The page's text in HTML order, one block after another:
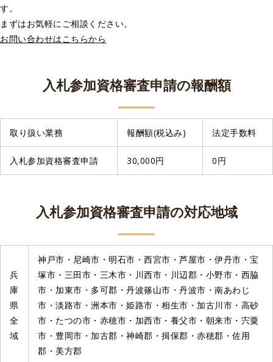
す。
まずはお気軽にご相談ください。
お問い合わせはこちらから
入札参加資格審査申請の報酬額
取り扱い業務 報酬額(税込み) 法定手数料
入札参加資格審査申請 30,000円 0円
入札参加資格審査申請の対応地域
兵
庫
県
全
域
神戸市・尼崎市・明石市・西宮市・芦屋市・伊丹市・宝
塚市・三田市・三木市・川西市・川辺郡・小野市・西脇
市・加東市・多可郡・丹波篠山市・丹波市・南あわじ
市・淡路市・洲本市・姫路市・相生市・加古川市・高砂
市・たつの市・赤穂市・加西市・養父市・朝来市・宍粟
市・豊岡市・加古郡・神崎郡・揖保郡・赤穂郡・佐用
郡・美方郡